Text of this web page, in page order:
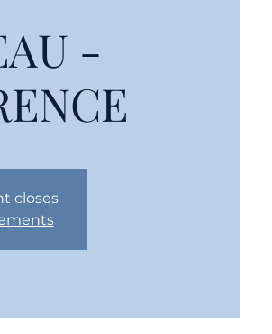
-
closes